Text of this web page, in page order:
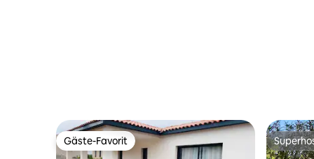
Gäste-Favorit
Gäste-Favorit